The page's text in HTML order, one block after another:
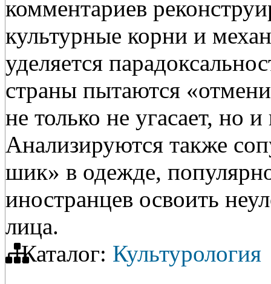
комментариев
культурные корни и
уделяется
страны пытаются
не только не угасает, но
Анализируются также
шик» в одежде,
иностранцев освоить
лица.
Каталог: Культурология